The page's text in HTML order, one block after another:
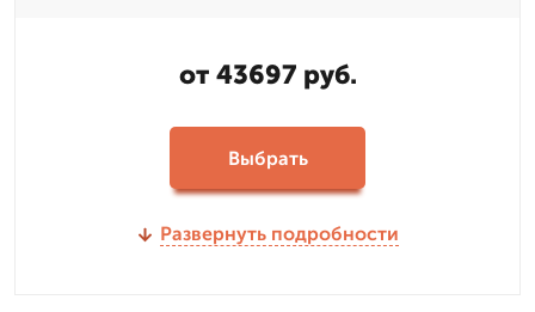
от 43697 руб.
Выбрать
Развернуть подробности